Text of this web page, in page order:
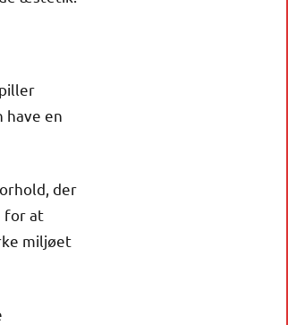
en
der
for at
miljøet